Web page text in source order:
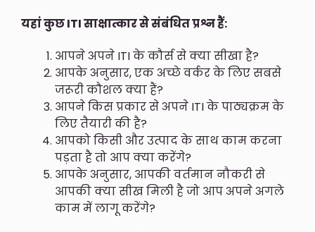
यहां कुछ ITI साक्षात्कार से संबंधित प्रश्न हैं:
आपने अपने ITI के कौर्स से क्या सीखा है?
आपके अनुसार, एक अच्छे वर्कर के लिए सबसे
जरूरी कौशल क्या हैं?
आपने किस प्रकार से अपने ITI के पाठ्यक्रम के
लिए तैयारी की है?
आपको किसी और उत्पाद के साथ काम करना
पड़ता है तो आप क्या करेंगे?
आपके अनुसार, आपकी वर्तमान नौकरी से
आपकी क्या सीख मिली है जो आप अपने अगले
काम में लागू करेंगे?